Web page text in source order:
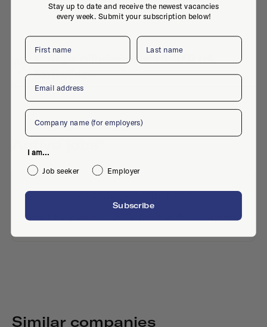
Koningin Wilhelminaplein 8, 1062 HK,
Amsterdam
No active jobs right now
Similar companies
Stay up to date and receive the newest vacancies
every week. Submit your subscription below!
First name Last name
Email
Company
I am...
Job seeker
Employer
Subscribe